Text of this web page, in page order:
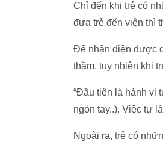
Chỉ đến khi trẻ có
đưa trẻ đến viện thì
Để nhận diện được
thầm, tuy nhiên khi
“Đầu tiên là hành vi
ngón tay..). Việc tự
Ngoài ra, trẻ có